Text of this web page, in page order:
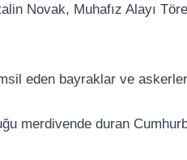
Novak, Muhafız Alayı
eden bayraklar ve
merdivende duran